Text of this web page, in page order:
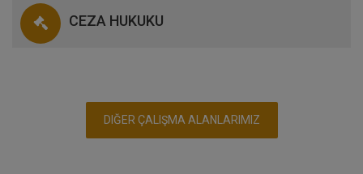
CEZA HUKUKU
DIĞER ÇALIŞMA ALANLARIMIZ